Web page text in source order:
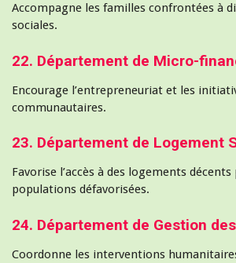
Accompagne les familles confrontées à
sociales.
22. Département de Micro-
Encourage l’entrepreneuriat et les
communautaires.
23. Département de Logement
Favorise l’accès à des logements
populations défavorisées.
24. Département de Gestion
Coordonne les interventions